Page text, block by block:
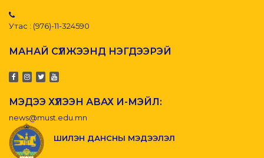
Утас : (976)-11-324590
МАНАЙ СҮЛЖЭЭНД НЭГДЭЭРЭЙ
МЭДЭЭ ХҮЛЭЭН АВАХ И-МЭЙЛ:
news@must.edu.mn
ШИЛЭН ДАНСНЫ МЭДЭЭЛЭЛ